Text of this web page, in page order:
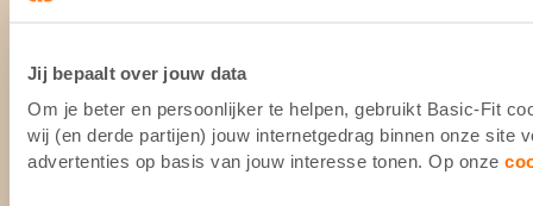
Jij bepaalt over jouw data
Om je beter en persoonlijker te helpen, gebruikt Basic-Fit
wij (en derde partijen) jouw internetgedrag binnen onze site
advertenties op basis van jouw interesse tonen. Op onze